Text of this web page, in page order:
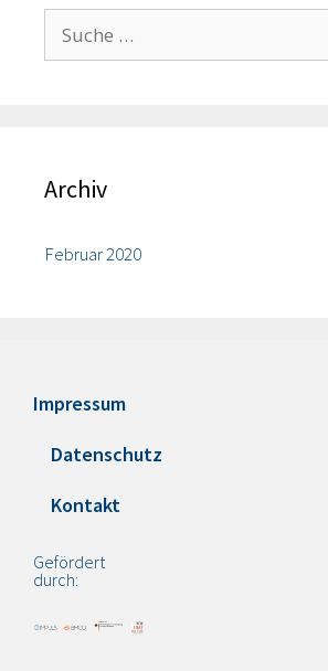
Archiv
Februar 2020
Impressum
Datenschutz
Kontakt
Gefördert
durch: